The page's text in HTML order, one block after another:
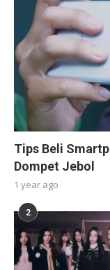
Tips Beli
Dompet Jebol
1 year ago
2